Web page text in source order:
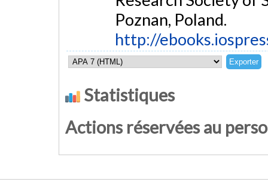
Poznan, Poland.
http://
Statistiques
Actions réservées au